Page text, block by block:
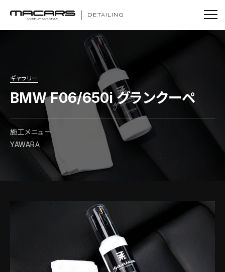
DETAILING
ギャラリー
BMW F06/650i グランクーペ
施工メニュー
YAWARA